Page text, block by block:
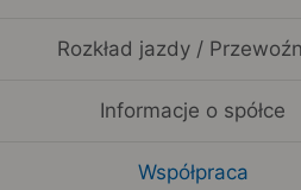
Rozkład jazdy /
Informacje o spółce
Współpraca